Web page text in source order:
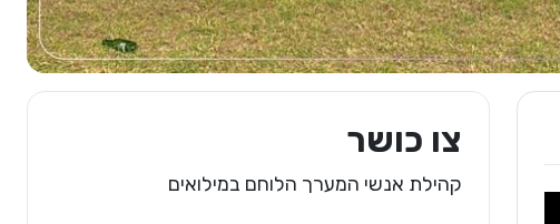
צו כושר
קהילת אנשי המערך הלוחם במילואים